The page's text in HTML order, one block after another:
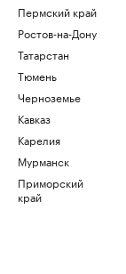
Пермский край
Ростов-на-Дону
Татарстан
Тюмень
Черноземье
Кавказ
Карелия
Мурманск
Приморский
край